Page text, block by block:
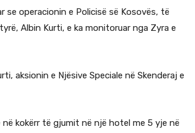
se operacionin e Policisë së Kosovës, të
Albin Kurti, e ka monitoruar nga Zyra e
aksionin e Njësive Speciale në Skenderaj e
kokërr të gjumit në një hotel me 5 yje në